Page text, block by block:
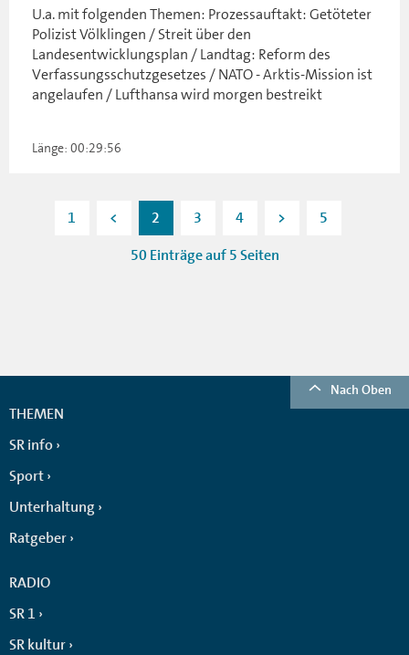
U.a. mit folgenden Themen: Prozessauftakt: Getöteter
Polizist Völklingen / Streit über den
Landesentwicklungsplan / Landtag: Reform des
Verfassungsschutzgesetzes / NATO - Arktis-Mission ist
angelaufen / Lufthansa wird morgen bestreikt
Länge: 00:29:56
1 < 2 3 4 > 5
50 Einträge auf 5 Seiten
Nach Oben
THEMEN
SR info
Sport
Unterhaltung
Ratgeber
RADIO
SR 1
SR kultur